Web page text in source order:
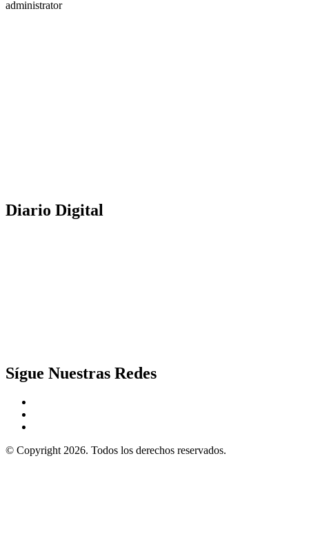
administrator
Diario Digital
Sígue Nuestras Redes
© Copyright 2026. Todos los derechos reservados.